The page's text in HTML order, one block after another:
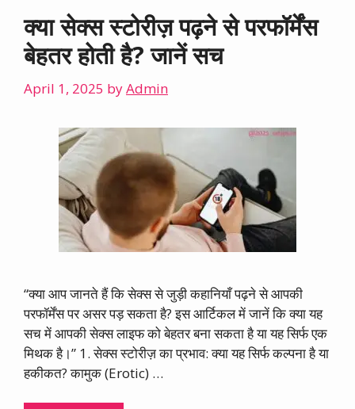
क्या सेक्स स्टोरीज़ पढ़ने से परफॉर्मेंस
बेहतर होती है? जानें सच
April 1, 2025 byAdmin
“क्या आप जानते हैं कि सेक्स से जुड़ी कहानियाँ पढ़ने से आपकी
परफॉर्मेंस पर असर पड़ सकता है? इस आर्टिकल में जानें कि क्या यह
सच में आपकी सेक्स लाइफ को बेहतर बना सकता है या यह सिर्फ एक
मिथक है।” 1. सेक्स स्टोरीज़ का प्रभाव: क्या यह सिर्फ कल्पना है या
हकीकत? कामुक (Erotic) …